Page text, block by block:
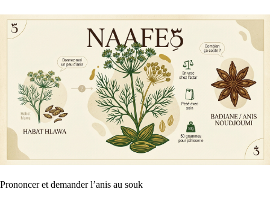
Prononcer et demander l’anis au souk